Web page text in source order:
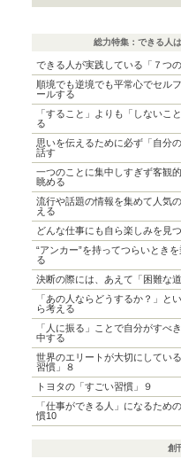
総力特集：できる人
できる人が実践している「７つの
順境でも逆境でも平常心でセル
ールする
「すること」よりも「しないこ
る
思いを伝えるために必ず「自分
話す
一つのことに集中しすぎず客観
眺める
流行や話題の情報を集めて人気
える
どんな仕事にも自ら楽しみを見
“アンカー”を持ってつらいときを
る
決断の際には、あえて「困難な
「あの人ならどうするか？」と
ら考える
「人に振る」ことで自分がすべ
中する
世界のエリートが大切にしてい
習慣」８
トヨタの「すごい習慣」９
「仕事ができる人」になるため
慣10
創